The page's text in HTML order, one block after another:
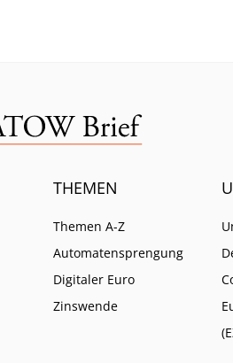
THEMEN
Themen A-Z
Automatensprengung
Digitaler Euro
Zinswende